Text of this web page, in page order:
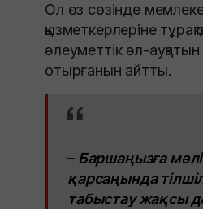
Ол өз сөзінде
қызметкерлеріне
әлеуметтік әл-
отырғанын айтты.
– Баршаңызға
қарсаңында
табыстау жақсы